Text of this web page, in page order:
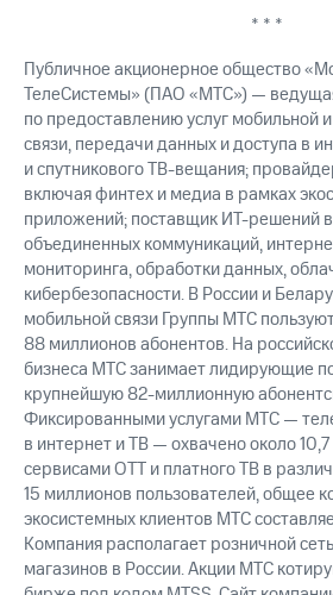
* * *
Публичное акционерное общество
ТелеСистемы» (ПАО «МТС») —
по предоставлению услуг мобильной
связи, передачи данных и доступа в
и спутникового ТВ-вещания;
включая финтех и медиа в рамках
приложений; поставщик ИТ-решений
объединенных коммуникаций,
мониторинга, обработки данных,
кибербезопасности. В России и
мобильной связи Группы МТС
88 миллионов абонентов. На
бизнеса МТС занимает лидирующие
крупнейшую 82-миллионную
Фиксированными услугами МТС —
в интернет и ТВ — охвачено около
сервисами OTT и платного ТВ в
15 миллионов пользователей, общее
экосистемных клиентов МТС
Компания располагает розничной
магазинов в России. Акции МТС